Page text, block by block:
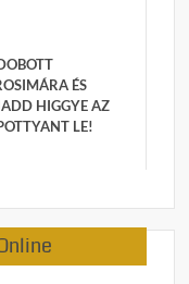
ÉS
HIGGYE AZ
LE!